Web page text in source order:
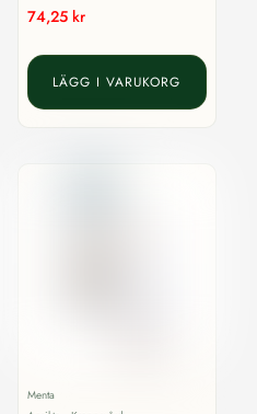
74,25 kr
LÄGG I VARUKORG
Menta